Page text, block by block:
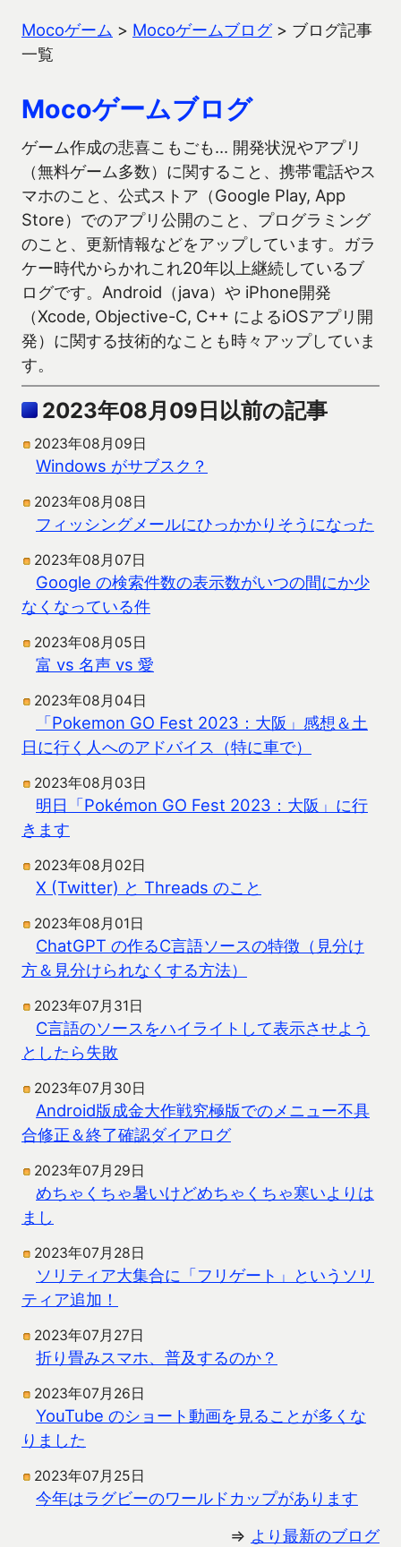
Mocoゲーム > Mocoゲームブログ> ブログ記事
一覧
Mocoゲームブログ
ゲーム作成の悲喜こもごも… 開発状況やアプリ
（無料ゲーム多数）に関すること、携帯電話やス
マホのこと、公式ストア（Google Play, App
Store）でのアプリ公開のこと、プログラミング
のこと、更新情報などをアップしています。ガラ
ケー時代からかれこれ20年以上継続しているブ
ログです。Android（java）や iPhone開発
（Xcode, Objective-C, C++ によるiOSアプリ開
発）に関する技術的なことも時々アップしていま
す。
2023年08月09日以前の記事
2023年08月09日
Windows がサブスク？
2023年08月08日
フィッシングメールにひっかかりそうになった
2023年08月07日
Google の検索件数の表示数がいつの間にか少
なくなっている件
2023年08月05日
富 vs 名声 vs 愛
2023年08月04日
「Pokemon GO Fest 2023：大阪」感想＆土
日に行く人へのアドバイス（特に車で）
2023年08月03日
明日「Pokémon GO Fest 2023：大阪」に行
きます
2023年08月02日
X (Twitter) と Threads のこと
2023年08月01日
ChatGPT の作るC言語ソースの特徴（見分け
方＆見分けられなくする方法）
2023年07月31日
C言語のソースをハイライトして表示させよう
としたら失敗
2023年07月30日
Android版成金大作戦究極版でのメニュー不具
合修正＆終了確認ダイアログ
2023年07月29日
めちゃくちゃ暑いけどめちゃくちゃ寒いよりは
まし
2023年07月28日
ソリティア大集合に「フリゲート」というソリ
ティア追加！
2023年07月27日
折り畳みスマホ、普及するのか？
2023年07月26日
YouTube のショート動画を見ることが多くな
りました
2023年07月25日
今年はラグビーのワールドカップがあります
⇒ より最新のブログ